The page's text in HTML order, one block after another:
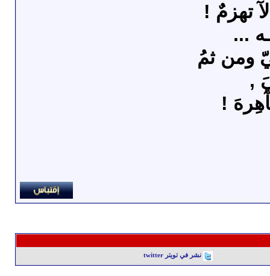
تهزمٌ !
...
ومن ثمُ
,
!
نشر في تويتر twitter